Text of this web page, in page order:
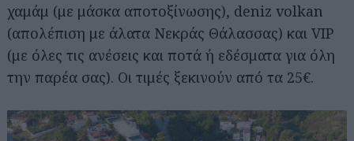
χαμάμ (με μάσκα αποτοξίνωσης), deniz volkan
(απολέπιση με άλατα Νεκράς Θάλασσας) και VIP
(με όλες τις ανέσεις και ποτά ή εδέσματα για όλη
την παρέα σας). Οι τιμές ξεκινούν από τα 25€.